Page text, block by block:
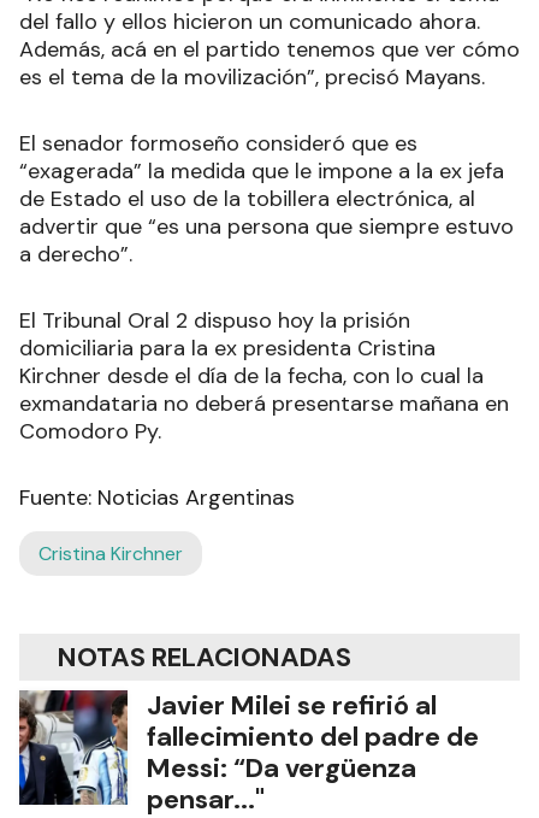
del fallo y ellos hicieron un comunicado ahora.
Además, acá en el partido tenemos que ver cómo
es el tema de la movilización”, precisó Mayans.
El senador formoseño consideró que es
“exagerada” la medida que le impone a la ex jefa
de Estado el uso de la tobillera electrónica, al
advertir que “es una persona que siempre estuvo
a derecho”.
El Tribunal Oral 2 dispuso hoy la prisión
domiciliaria para la ex presidenta Cristina
Kirchner desde el día de la fecha, con lo cual la
exmandataria no deberá presentarse mañana en
Comodoro Py.
Fuente: Noticias Argentinas
Cristina Kirchner
NOTAS RELACIONADAS
Javier Milei se refirió al
fallecimiento del padre de
Messi: “Da vergüenza
pensar..."